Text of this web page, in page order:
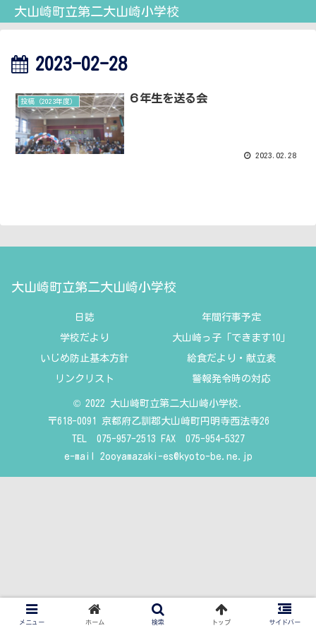
大山崎町立第二大山崎小学校
2023-02-28
投稿（2023年度） ６年生を送る会
2023.02.28
大山崎町立第二大山崎小学校
日誌 年間行事予定
学校だより 大山崎っ子「できます10」
いじめ防止基本方針 給食だより・献立表
リンクリスト 警報発令時の対応
© 2022 大山崎町立第二大山崎小学校.
〒618-0091 京都府乙訓郡大山崎町円明寺西法寺26
TEL 075-957-2513 FAX 075-954-5327
e-mail 2ooyamazaki-es@kyoto-be.ne.jp
メニュー ホーム 検索 トップ サイドバー